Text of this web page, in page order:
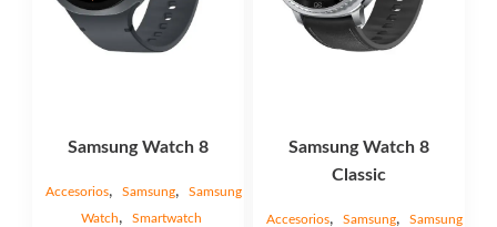
Samsung Watch 8
Accesorios, Samsung,
Samsung
Watch, Smartwatch
pueden
Samsung Watch 8
Classic
Accesorios, Samsung, Samsung